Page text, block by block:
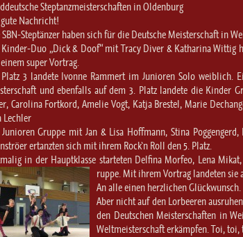
Steptanzmeisterschaften in Oldenburg
Nachricht!
Steptänzer haben sich für die Deutsche Meisterschaft in
Kinder-Duo „Dick & Doof“ mit Tracy Diver & Katharina Wittig
super Vortrag.
3 landete Ivonne Rammert im Junioren Solo weiblich.
und ebenfalls auf dem 3. Platz landete die Kinder
Carolina Fortkord, Amelie Vogt, Katja Brestel, Marie
Lechler
Gruppe mit Jan & Lisa Hoffmann, Stina
ertanzten sich mit ihrem Rock`n Roll den 5. Platz.
in der Hauptklasse starteten Delfina Morfeo, Lena
ruppe. Mit ihrem Vortrag landeten sie
An alle einen herzlichen Glückwunsch.
Aber nicht auf den Lorbeeren
den Deutschen Meisterschaften in
Weltmeisterschaft erkämpfen. Toi, toi,